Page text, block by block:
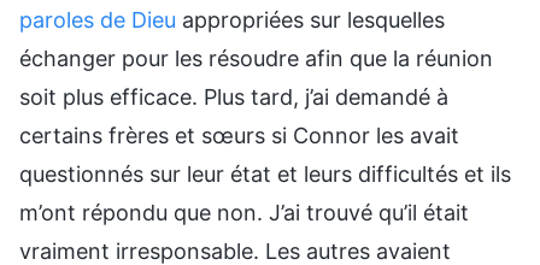
paroles de Dieu appropriées sur lesquelles
échanger pour les résoudre afin que la réunion
soit plus efficace. Plus tard, j’ai demandé à
certains frères et sœurs si Connor les avait
questionnés sur leur état et leurs difficultés et ils
m’ont répondu que non. J’ai trouvé qu’il était
vraiment irresponsable. Les autres avaient